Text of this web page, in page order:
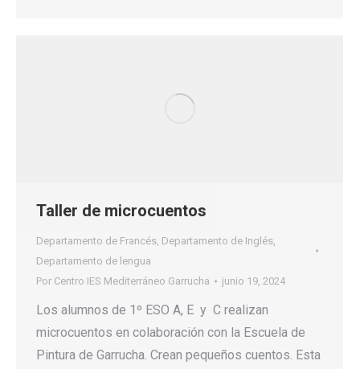
Taller de microcuentos
Departamento de Francés, Departamento de Inglés,
Departamento de lengua
Por Centro IES Mediterráneo Garrucha junio 19, 2024
Los alumnos de 1º ESO A, E y C realizan
microcuentos en colaboración con la Escuela de
Pintura de Garrucha. Crean pequeños cuentos. Esta